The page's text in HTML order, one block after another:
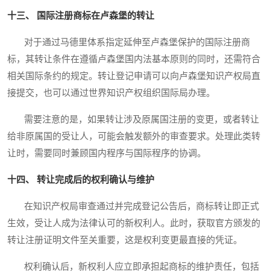
十三、 国际注册商标在卢森堡的转让
对于通过马德里体系指定延伸至卢森堡保护的国际注册商
标，其转让条件在遵循卢森堡国内法基本原则的同时，还需符合
相关国际条约的规定。转让登记申请可以向卢森堡知识产权局直
接提交，也可以通过世界知识产权组织国际局办理。
需要注意的是，如果转让涉及原属国注册的变更，或者转让
给非原属国的受让人，可能会触发额外的审查要求。处理此类转
让时，需要同时兼顾国内程序与国际程序的协调。
十四、 转让完成后的权利确认与维护
在知识产权局审查通过并完成登记公告后，商标转让即正式
生效，受让人成为法律认可的新权利人。此时，获取官方颁发的
转让注册证明文件至关重要，这是权利变更最直接的凭证。
权利确认后，新权利人应立即承担起商标的维护责任，包括